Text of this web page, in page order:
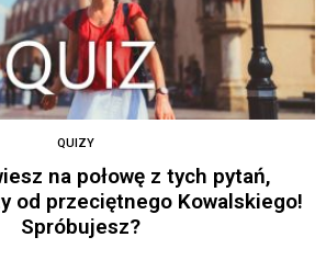
QUIZY
na połowę z tych pytań,
od przeciętnego Kowalskiego!
Spróbujesz?